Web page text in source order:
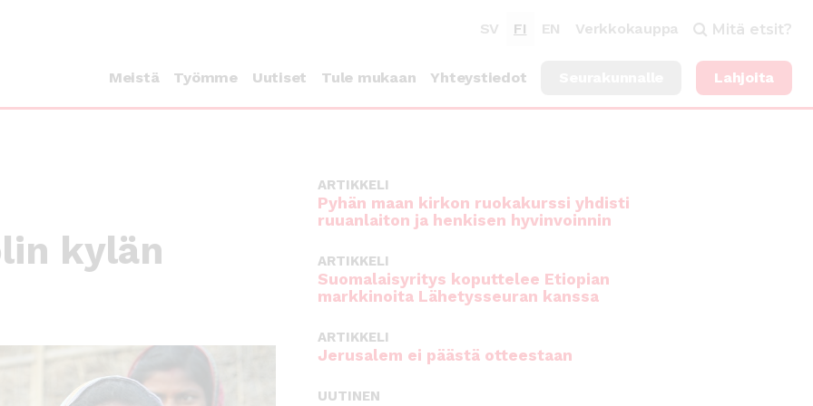
SV FI EN Verkkokauppa Mitä etsit?
Meistä Työmme Uutiset Tule mukaan Yhteystiedot Lahjoita
kylän
ARTIKKELI
Pyhän maan kirkon ruokakurssi yhdisti
ruuanlaiton ja henkisen hyvinvoinnin
ARTIKKELI
Suomalaisyritys koputtelee Etiopian
markkinoita Lähetysseuran kanssa
ARTIKKELI
Jerusalem ei päästä otteestaan
UUTINEN